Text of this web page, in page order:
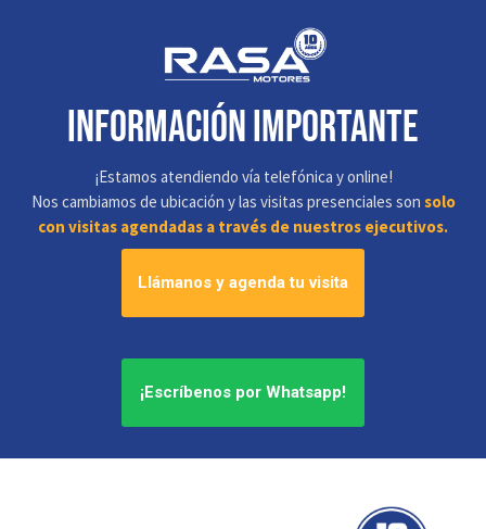
información IMPORTANTE
¡Estamos atendiendo vía telefónica y online!
Nos cambiamos de ubicación y las visitas presenciales son solo
con visitas agendadas a través de nuestros ejecutivos.
Llámanos y agenda tu visita
¡Escríbenos por Whatsapp!